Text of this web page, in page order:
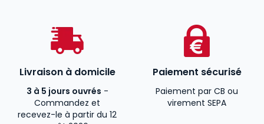
Livraison à domicile
3 à 5 jours ouvrés -
Commandez et
recevez-le à partir du 12
Paiement sécurisé
Paiement par CB ou
virement SEPA